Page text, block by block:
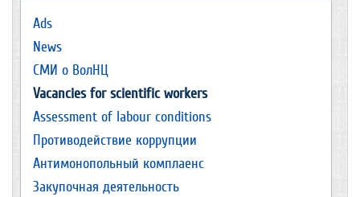
Ads
News
СМИ о ВолНЦ
Vacancies for scientific workers
Assessment of labour conditions
Противодействие коррупции
Антимонопольный комплаенс
Закупочная деятельность